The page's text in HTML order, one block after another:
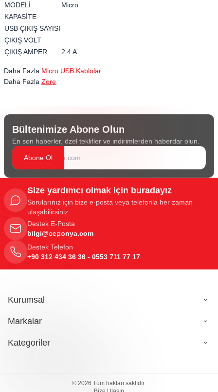
Sepete Ekle
MODELİ
Micro
KAPASİTE
USB ÇIKIŞ SAYISI
ÇIKIŞ VOLT
ÇIKIŞ AMPER
2.4 A
Daha Fazla Micro USB Kablolar
Daha Fazla Zore
Bültenimize Abone Olun
En son haberler, özel teklifler ve indirimlerden haberdar olun.
Abone Ol
Size yardımcı olmak için buradayız
Sorularınız için bize e-posta veya telefonla her zaman
ulaşabilirsiniz.
Destek E-Posta
bilgi@ceponya.com
Destek Telefon
+90 312 434 36 36 - 0553 711 77 17
Kurumsal
Markalar
Kategoriler
© 2026 Tüm hakları saklıdır.